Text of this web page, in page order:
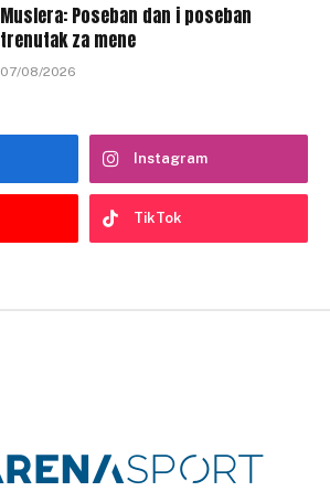
Muslera: Poseban dan i poseban
trenutak za mene
07/08/2026
Instagram
TikTok